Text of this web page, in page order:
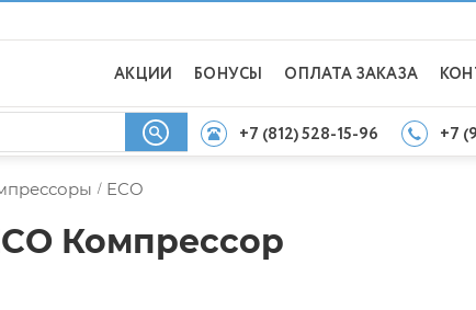
АКЦИИ БОНУСЫ ОПЛАТА ЗАКАЗА
+7 (812) 528-15-96 +7
/ ECO
Компрессор